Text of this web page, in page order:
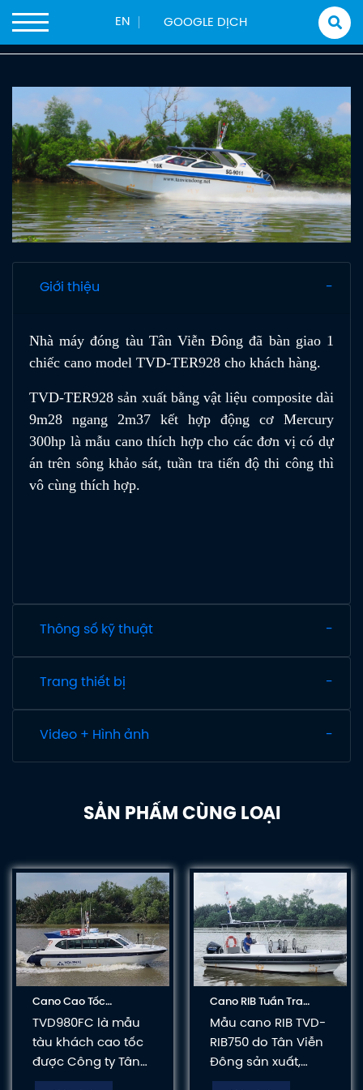
EN
Trang chủ Sản phẩm Tàu Công Tác
Tàu Công Tác
CANO CÔNG TÁC TVD-TER928
Giới thiệu
Nhà máy đóng tàu Tân Viễn Đông đã bàn giao 1
chiếc cano model TVD-TER928 cho khách hàng.
TVD-TER928 sản xuất bằng vật liệu composite dài
9m28 ngang 2m37 kết hợp động cơ Mercury
300hp là mẫu cano thích hợp cho các đơn vị có dự
án trên sông khảo sát, tuần tra tiến độ thi công thì
vô cùng thích hợp.
Thông số kỹ thuật
Trang thiết bị
Video + Hình ảnh
SẢN PHẨM CÙNG LOẠI
Cano Cao Tốc
TVD980FC – Hiệu Suất
Vượt Trội, Thiết Kế Linh
TVD980FC là mẫu
tàu khách cao tốc
được Công ty Tân
Viễn Đông thiết kế
Cano RIB Tuần Tra
TVD-RIB750 (7.50m) –
Hiệu Suất Vượt Trội, Độ
Mẫu cano RIB TVD-
RIB750 do Tân Viễn
Đông sản xuất,
chiều dài 7.50m,